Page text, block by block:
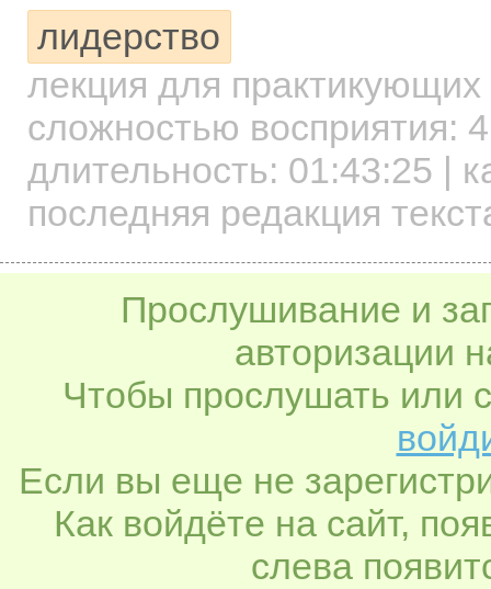
лидерство
лекция для практикующих
сложностью восприятия: 4
длительность: 01:43:25 |
последняя редакция
Прослушивание и
авторизации
Чтобы прослушать или
Если вы еще не
Как войдёте на сайт,
слева